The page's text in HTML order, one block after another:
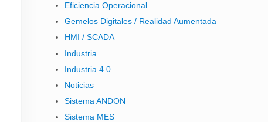
Eficiencia Operacional
Gemelos Digitales / Realidad Aumentada
HMI / SCADA
Industria
Industria 4.0
Noticias
Sistema ANDON
Sistema MES